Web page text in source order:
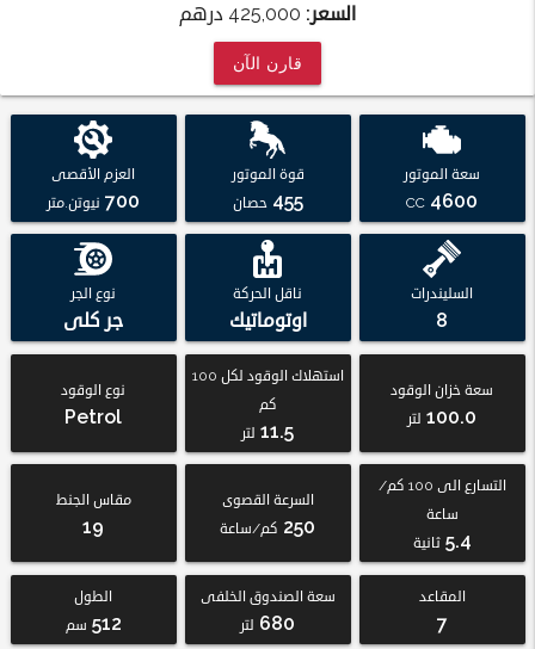
السعر: 425,000 درهم
قارن الآن
سعة الموتور
4600
CC
قوة الموتور
455 حصان
العزم الأقصى
700 نيوتن.متر
السليندرات
8
ناقل الحركة
اوتوماتيك
نوع الجر
جر كلى
سعة خزان الوقود
100.0 لتر
استهلاك الوقود لكل 100
كم
11.5 لتر
نوع الوقود
Petrol
التسارع الى 100 كم/
ساعة
5.4 ثانية
السرعة القصوى
250 كم/ساعة
مقاس الجنط
19
المقاعد
7
سعة الصندوق الخلفى
680 لتر
الطول
512 سم